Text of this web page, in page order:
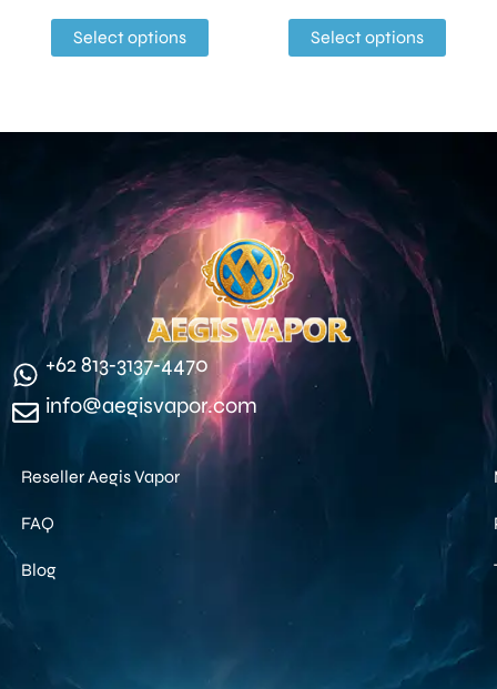
Select options Select options
‪+62 813‑3137‑4470‬
info@aegisvapor.com
Reseller Aegis Vapor
FAQ
Blog